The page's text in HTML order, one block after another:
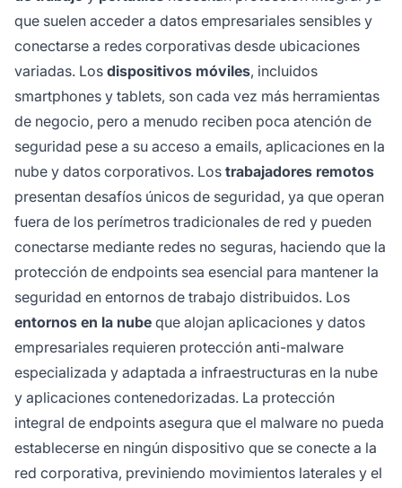
que suelen acceder a datos empresariales sensibles y
conectarse a redes corporativas desde ubicaciones
variadas. Los dispositivos móviles, incluidos
smartphones y tablets, son cada vez más herramientas
de negocio, pero a menudo reciben poca atención de
seguridad pese a su acceso a emails, aplicaciones en la
nube y datos corporativos. Los trabajadores remotos
presentan desafíos únicos de seguridad, ya que operan
fuera de los perímetros tradicionales de red y pueden
conectarse mediante redes no seguras, haciendo que la
protección de endpoints sea esencial para mantener la
seguridad en entornos de trabajo distribuidos. Los
entornos en la nube que alojan aplicaciones y datos
empresariales requieren protección anti-malware
especializada y adaptada a infraestructuras en la nube
y aplicaciones contenedorizadas. La protección
integral de endpoints asegura que el malware no pueda
establecerse en ningún dispositivo que se conecte a la
red corporativa, previniendo movimientos laterales y el